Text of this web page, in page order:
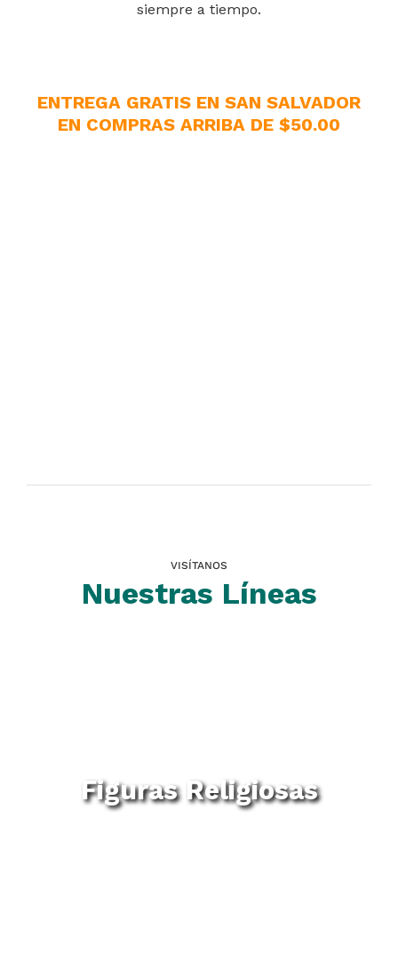
siempre a tiempo.
ENTREGA GRATIS EN SAN SALVADOR
EN COMPRAS ARRIBA DE $50.00
VISÍTANOS
Nuestras Líneas
Figuras Religiosas